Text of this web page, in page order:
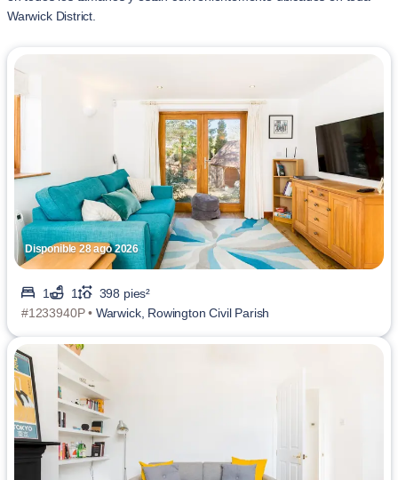
Warwick District.
Disponible 28 ago 2026
1 1
398 pies²
#1233940P • Warwick, Rowington Civil Parish